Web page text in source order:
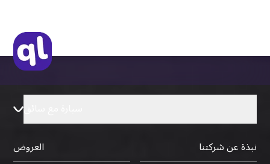
نبذة عن شركتنا
العروض